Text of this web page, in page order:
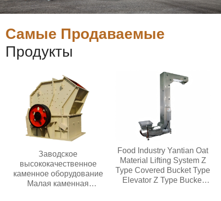
Самые Продаваемые
Продукты
Заводское
высококачественное
каменное оборудование
Малая каменная
Food Industry Yantian Oat
Material Lifting System Z
Type Covered Bucket Type
Elevator Z Type Bucket